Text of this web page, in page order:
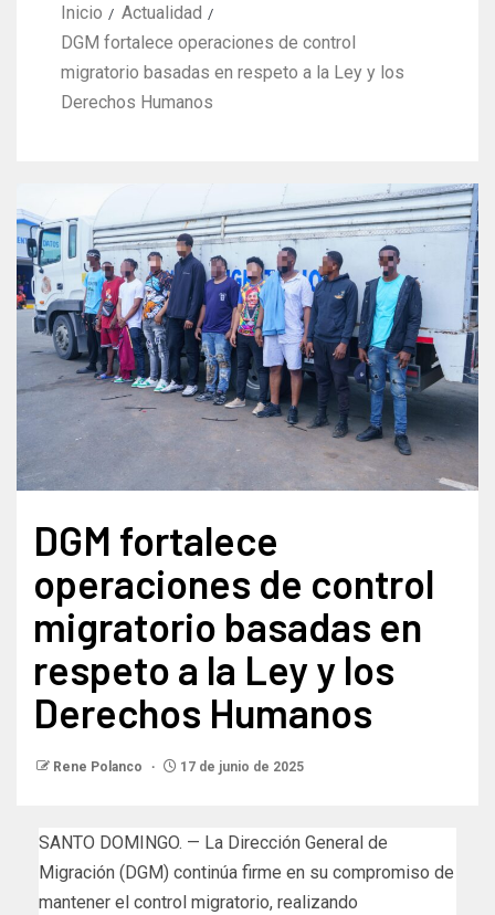
Inicio
Actualidad
DGM fortalece operaciones de control
migratorio basadas en respeto a la Ley y los
Derechos Humanos
DGM fortalece
operaciones de control
migratorio basadas en
respeto a la Ley y los
Derechos Humanos
Rene Polanco 17 de junio de 2025
SANTO DOMINGO. — La Dirección General de
Migración (DGM) continúa firme en su compromiso de
mantener el control migratorio, realizando